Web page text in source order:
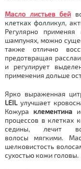
Масло листьев бей
клетках фолликул,
Регулярно
шампунях, можно
также отлично
предотвращая
и регулирует
применения дольше
Ярко выраженная
LEILулучшает
Кожура клементина
процессов в клетках
седины, лечит
волосы мягкими.
шелковистость
сухостью кожи головы.